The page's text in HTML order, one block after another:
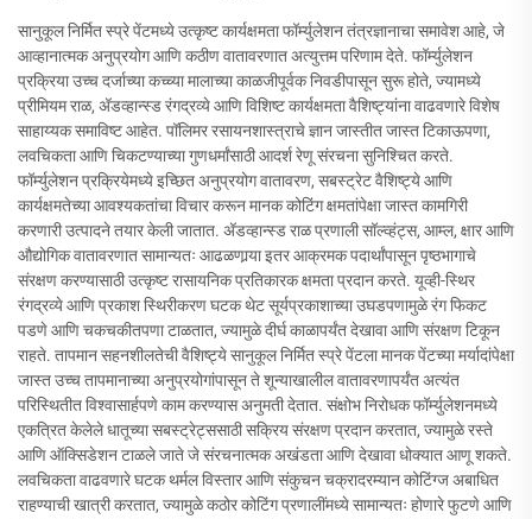
सानुकूल निर्मित स्प्रे पेंटमध्ये उत्कृष्ट कार्यक्षमता फॉर्म्युलेशन तंत्रज्ञानाचा समावेश आहे, जे
आव्हानात्मक अनुप्रयोग आणि कठीण वातावरणात अत्युत्तम परिणाम देते. फॉर्म्युलेशन
प्रक्रिया उच्च दर्जाच्या कच्च्या मालाच्या काळजीपूर्वक निवडीपासून सुरू होते, ज्यामध्ये
प्रीमियम राळ, अ‍ॅडव्हान्स्ड रंगद्रव्ये आणि विशिष्ट कार्यक्षमता वैशिष्ट्यांना वाढवणारे विशेष
साहाय्यक समाविष्ट आहेत. पॉलिमर रसायनशास्त्राचे ज्ञान जास्तीत जास्त टिकाऊपणा,
लवचिकता आणि चिकटण्याच्या गुणधर्मांसाठी आदर्श रेणू संरचना सुनिश्चित करते.
फॉर्म्युलेशन प्रक्रियेमध्ये इच्छित अनुप्रयोग वातावरण, सबस्ट्रेट वैशिष्ट्ये आणि
कार्यक्षमतेच्या आवश्यकतांचा विचार करून मानक कोटिंग क्षमतांपेक्षा जास्त कामगिरी
करणारी उत्पादने तयार केली जातात. अ‍ॅडव्हान्स्ड राळ प्रणाली सॉल्व्हंट्स, आम्ल, क्षार आणि
औद्योगिक वातावरणात सामान्यतः आढळणार्‍या इतर आक्रमक पदार्थांपासून पृष्ठभागाचे
संरक्षण करण्यासाठी उत्कृष्ट रासायनिक प्रतिकारक क्षमता प्रदान करते. यूव्ही-स्थिर
रंगद्रव्ये आणि प्रकाश स्थिरीकरण घटक थेट सूर्यप्रकाशाच्या उघडपणामुळे रंग फिकट
पडणे आणि चकचकीतपणा टाळतात, ज्यामुळे दीर्घ काळापर्यंत देखावा आणि संरक्षण टिकून
राहते. तापमान सहनशीलतेची वैशिष्ट्ये सानुकूल निर्मित स्प्रे पेंटला मानक पेंटच्या मर्यादांपेक्षा
जास्त उच्च तापमानाच्या अनुप्रयोगांपासून ते शून्याखालील वातावरणापर्यंत अत्यंत
परिस्थितीत विश्वासार्हपणे काम करण्यास अनुमती देतात. संक्षोभ निरोधक फॉर्म्युलेशनमध्ये
एकत्रित केलेले धातूच्या सबस्ट्रेट्ससाठी सक्रिय संरक्षण प्रदान करतात, ज्यामुळे रस्ते
आणि ऑक्सिडेशन टाळले जाते जे संरचनात्मक अखंडता आणि देखावा धोक्यात आणू शकते.
लवचिकता वाढवणारे घटक थर्मल विस्तार आणि संकुचन चक्रादरम्यान कोटिंग्ज अबाधित
राहण्याची खात्री करतात, ज्यामुळे कठोर कोटिंग प्रणालींमध्ये सामान्यतः होणारे फुटणे आणि